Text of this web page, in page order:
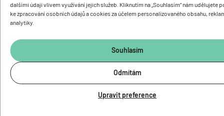
dalšími údaji vlivem využívání jejich služeb. Kliknutím na „Souhlasím“ nám udělujete
ke zpracování osobních údajů a cookies za účelem personalizovaného obsahu,
analytiky.
Souhlasím
Odmítám
Upravit preference
AKADEMIE VĚD ČESKÉ REPUBLIKY